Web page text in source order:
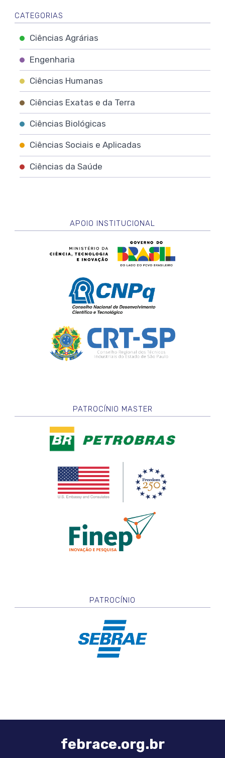
CATEGORIAS
Ciências Agrárias
Engenharia
Ciências Humanas
Ciências Exatas e da Terra
Ciências Biológicas
Ciências Sociais e Aplicadas
Ciências da Saúde
APOIO INSTITUCIONAL
PATROCÍNIO MASTER
PATROCÍNIO
febrace.org.br